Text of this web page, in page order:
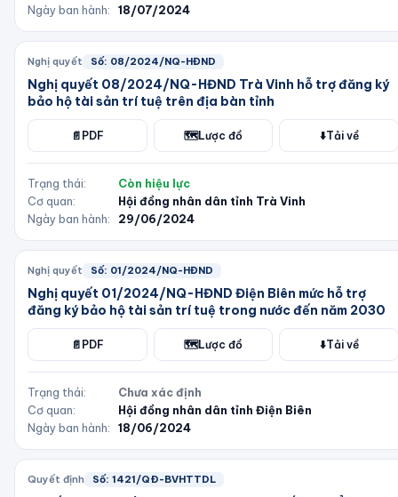
Ngày ban hành:
18/07/2024
Nghị quyết Số: 08/2024/NQ-HĐND
Nghị quyết 08/2024/NQ-HĐND Trà Vinh hỗ trợ đăng ký
bảo hộ tài sản trí tuệ trên địa bàn tỉnh
📄 PDF 🗺️Lược đồ ⬇️Tải về
Trạng thái:
Còn hiệu lực
Cơ quan:
Hội đồng nhân dân tỉnh Trà Vinh
Ngày ban hành:
29/06/2024
Nghị quyết Số: 01/2024/NQ-HĐND
Nghị quyết 01/2024/NQ-HĐND Điện Biên mức hỗ trợ
đăng ký bảo hộ tài sản trí tuệ trong nước đến năm 2030
📄 PDF 🗺️Lược đồ ⬇️Tải về
Trạng thái:
Chưa xác định
Cơ quan:
Hội đồng nhân dân tỉnh Điện Biên
Ngày ban hành:
18/06/2024
Quyết định Số: 1421/QÐ-BVHTTDL